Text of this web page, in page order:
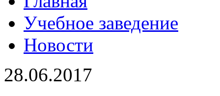
Учебное заведение
Новости
28.06.2017